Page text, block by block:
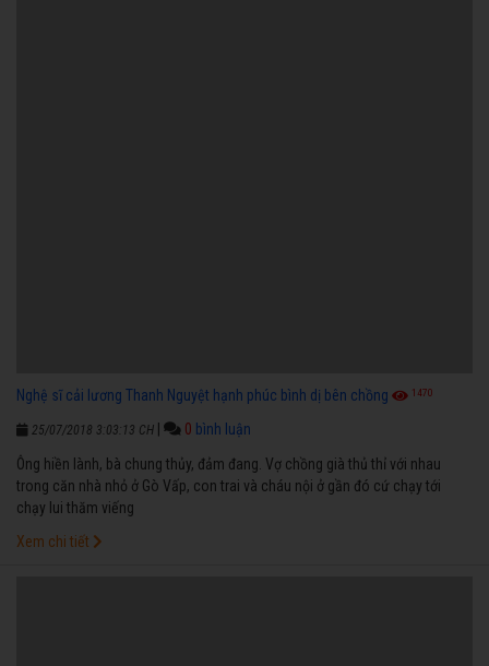
Nghệ sĩ cải lương Thanh Nguyệt hạnh phúc bình dị bên chồng 1470
25/07/2018 3:03:13 CH 0 bình luận
Ông hiền lành, bà chung thủy, đảm đang. Vợ chồng già thủ thỉ với nhau
trong căn nhà nhỏ ở Gò Vấp, con trai và cháu nội ở gần đó cứ chạy tới
chạy lui thăm viếng
Xem chi tiết